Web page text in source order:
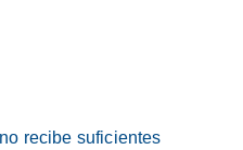
recibe suficientes